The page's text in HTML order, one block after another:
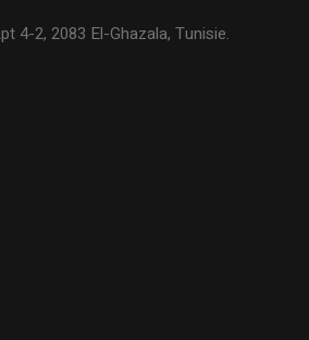
4-2, 2083 El-Ghazala, Tunisie.